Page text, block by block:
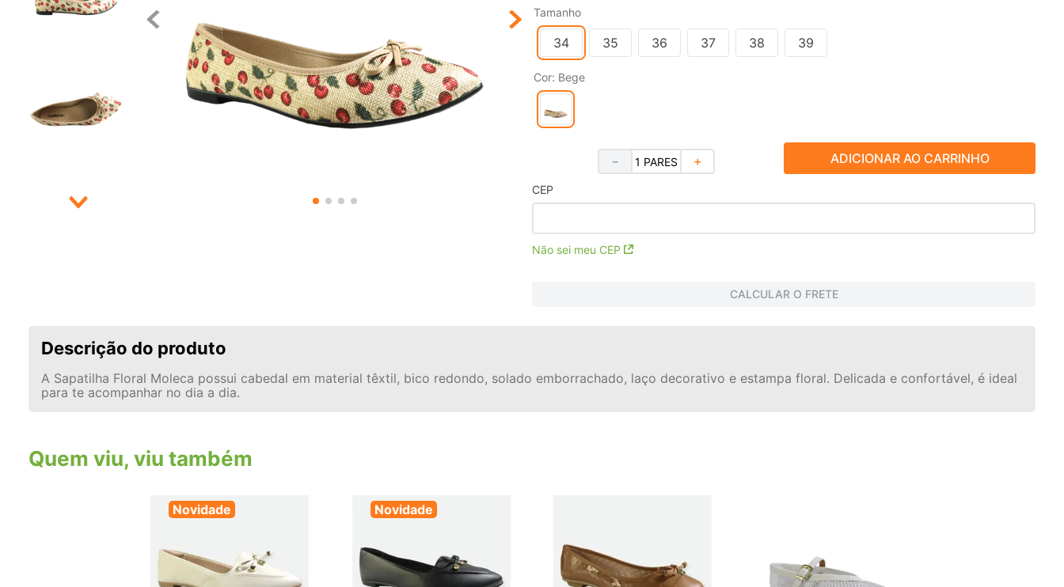
Tamanho
34 35 36 37 38 39
Cor: Bege
＋
－ ADICIONAR AO CARRINHO
CEP
Não sei meu CEP
CALCULAR O FRETE
Descrição do produto
A Sapatilha Floral Moleca possui cabedal em material têxtil, bico redondo, solado emborrachado, laço decorativo e estampa floral. Delicada e confortável, é ideal
para te acompanhar no dia a dia.
Quem viu, viu também
Novidade Novidade